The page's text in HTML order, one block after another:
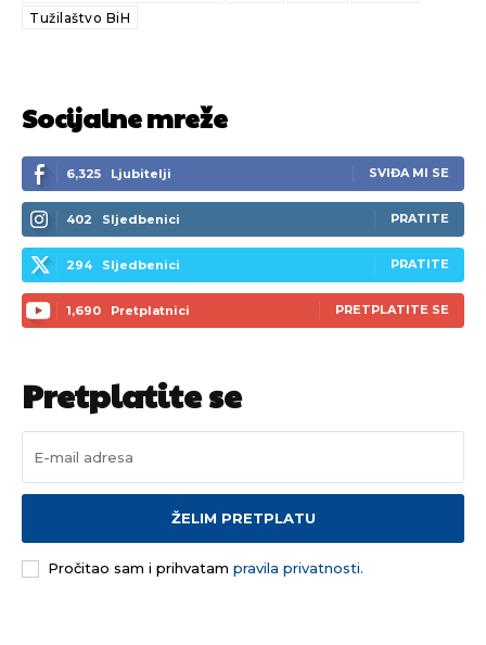
Tužilaštvo BiH
Socijalne mreže
6,325 Ljubitelji SVIĐA MI SE
402 Sljedbenici PRATITE
294 Sljedbenici PRATITE
1,690 Pretplatnici PRETPLATITE SE
Pretplatite se
ŽELIM PRETPLATU
Pročitao sam i prihvatam pravila privatnosti.